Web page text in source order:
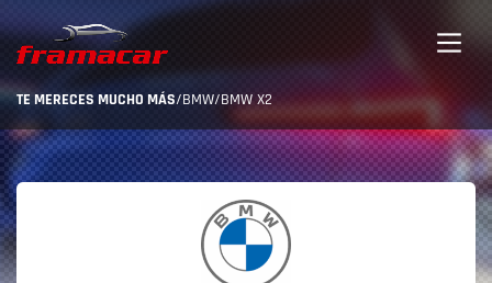
TE MERECES MUCHO MÁS/BMW/BMW X2